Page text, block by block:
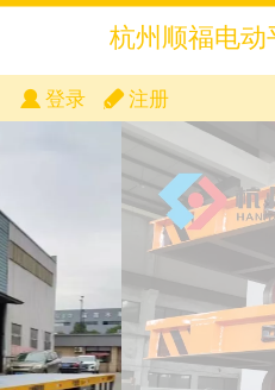
杭州顺福电动
登录 注册